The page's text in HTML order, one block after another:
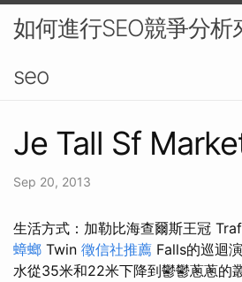
如何進行SEO競爭分析
seo
Je Tall Sf
Sep 20, 2013
生活方式：加勒比海查爾斯王冠
蟑螂 Twin 徵信社推薦 Falls的巡迴
水從35米和22米下降到鬱鬱蔥蔥的